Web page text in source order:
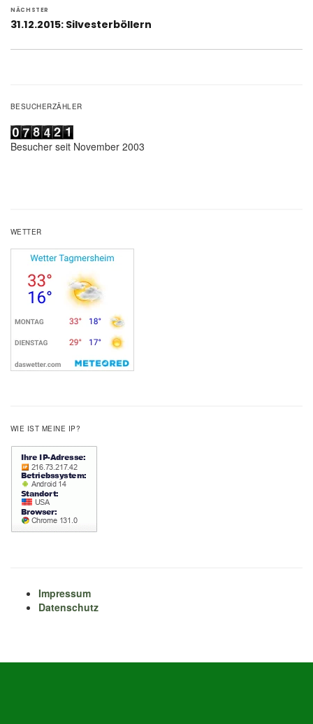
NÄCHSTER
Nächster
31.12.2015: Silvesterböllern
BESUCHERZÄHLER
Besucher seit November 2003
WETTER
WIE IST MEINE IP?
Impressum
Datenschutz